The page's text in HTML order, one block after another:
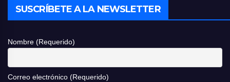
SUSCRÍBETE A LA NEWSLETTER
Nombre (Requerido)
Correo electrónico (Requerido)